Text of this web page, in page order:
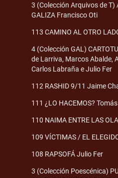
3 (Colección Arquivos de T)
GALIZA Francisco Oti
113 CAMINO AL OTRO
4 (Colección GAL)
de Larriva, Marcos Abalde,
Carlos Labraña e Julio Fer
112 RASHID 9/11 Jaime
111 ¿LO HACEMOS?
110 NAIMA ENTRE LAS
109 VÍCTIMAS / EL
108 RAPSOFÁ Julio Fer
3 (Colección Poescénica)